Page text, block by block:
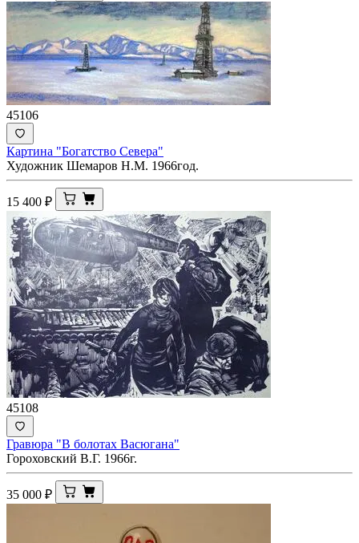
45106
Картина "Богатство Севера"
Художник Шемаров Н.М. 1966год.
15 400 ₽
45108
Гравюра "В болотах Васюгана"
Гороховский В.Г. 1966г.
35 000 ₽